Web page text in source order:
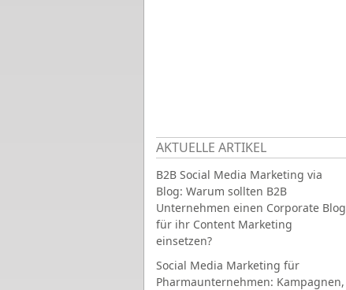
AKTUELLE ARTIKEL
B2B Social Media Marketing via
Blog: Warum sollten B2B
Unternehmen einen Corporate Blog
für ihr Content Marketing
einsetzen?
Social Media Marketing für
Pharmaunternehmen: Kampagnen,